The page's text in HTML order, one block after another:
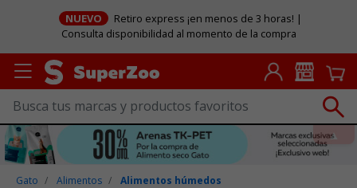
NUEVO
Retiro express ¡en menos de 3 horas! |
Consulta disponibilidad al momento de la compra
Gato Alimentos Alimentos húmedos